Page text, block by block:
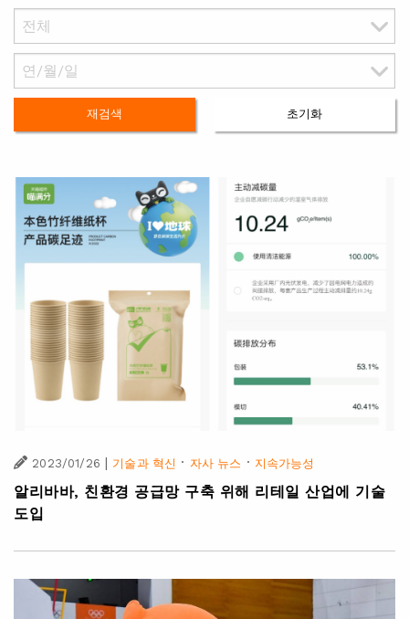
재검색 초기화
2023/01/26 | 기술과 혁신 · 자사 뉴스 · 지속가능성
알리바바, 친환경 공급망 구축 위해 리테일 산업에 기술
도입